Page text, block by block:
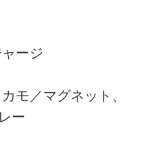
ージ
モ／マグネット、
ー